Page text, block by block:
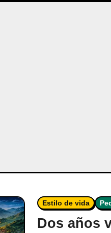
Estilo de vida
Dos años